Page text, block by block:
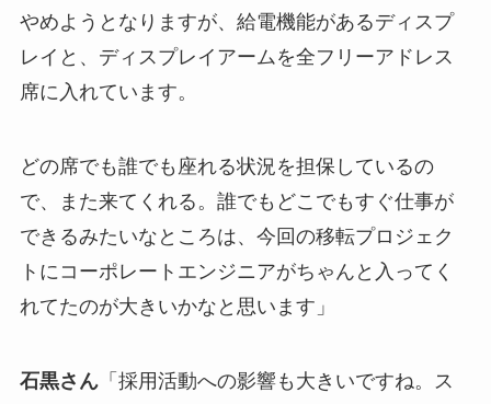
やめようとなりますが、給電機能があるディスプ
レイと、ディスプレイアームを全フリーアドレス
席に入れています。
どの席でも誰でも座れる状況を担保しているの
で、また来てくれる。誰でもどこでもすぐ仕事が
できるみたいなところは、今回の移転プロジェク
トにコーポレートエンジニアがちゃんと入ってく
れてたのが大きいかなと思います」
石黒さん「採用活動への影響も大きいですね。ス